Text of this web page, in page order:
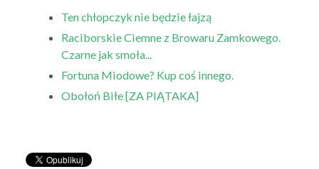
Ten chłopczyk nie będzie łajzą
Raciborskie Ciemne z Browaru Zamkowego.
Czarne jak smoła...
Fortuna Miodowe? Kup coś innego.
Obołoń Biłe [ZA PIĄTAKA]